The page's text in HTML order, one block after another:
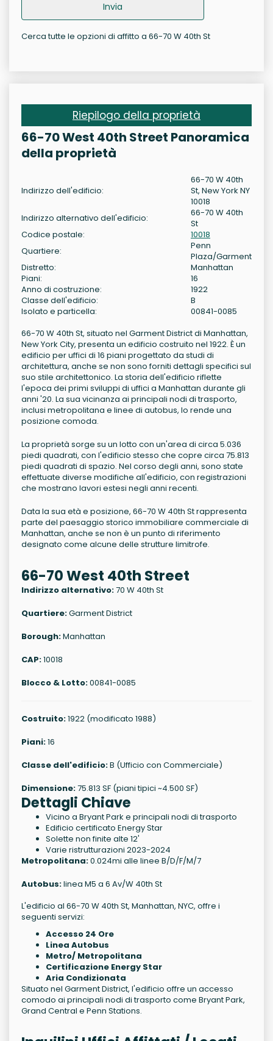
Invia
Cerca tutte le opzioni di affitto a 66-70 W 40th St
Riepilogo della proprietà
66-70 West 40th Street Panoramica
della proprietà
Indirizzo dell'edificio:
66-70 W 40th
St, New York NY
10018
Indirizzo alternativo dell'edificio:
66-70 W 40th
St
Codice postale:
10018
Quartiere:
Penn
Plaza/Garment
Distretto:
Manhattan
Piani:
16
Anno di costruzione:
1922
Classe dell'edificio:
B
Isolato e particella:
00841-0085
66-70 W 40th St, situato nel Garment District di Manhattan,
New York City, presenta un edificio costruito nel 1922. È un
edificio per uffici di 16 piani progettato da studi di
architettura, anche se non sono forniti dettagli specifici sul
suo stile architettonico. La storia dell'edificio riflette
l'epoca dei primi sviluppi di uffici a Manhattan durante gli
anni '20. La sua vicinanza ai principali nodi di trasporto,
inclusi metropolitana e linee di autobus, lo rende una
posizione comoda.
La proprietà sorge su un lotto con un'area di circa 5.036
piedi quadrati, con l'edificio stesso che copre circa 75.813
piedi quadrati di spazio. Nel corso degli anni, sono state
effettuate diverse modifiche all'edificio, con registrazioni
che mostrano lavori estesi negli anni recenti.
Data la sua età e posizione, 66-70 W 40th St rappresenta
parte del paesaggio storico immobiliare commerciale di
Manhattan, anche se non è un punto di riferimento
designato come alcune delle strutture limitrofe.
66-70 West 40th Street
Indirizzo alternativo:70 W 40th St
Quartiere:Garment District
Borough:Manhattan
CAP:10018
Blocco & Lotto:00841-0085
Costruito:1922 (modificato 1988)
Piani:16
Classe dell'edificio:B (Ufficio con Commerciale)
Dimensione:75.813 SF (piani tipici ~4.500 SF)
Dettagli Chiave
Vicino a Bryant Park e principali nodi di trasporto
Edificio certificato Energy Star
Solette non finite alte 12'
Varie ristrutturazioni 2023-2024
Metropolitana:0.024mi alle linee B/D/F/M/7
Autobus:linea M5 a 6 Av/W 40th St
L'edificio al 66-70 W 40th St, Manhattan, NYC, offre i
seguenti servizi:
Accesso 24 Ore
Linea Autobus
Metro/ Metropolitana
Certificazione Energy Star
Aria Condizionata
Situato nel Garment District, l'edificio offre un accesso
comodo ai principali nodi di trasporto come Bryant Park,
Grand Central e Penn Stations.